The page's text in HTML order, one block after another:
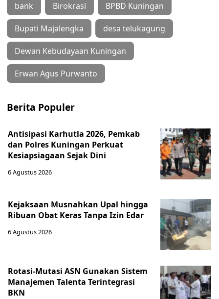
bank Birokrasi BPBD Kuningan
Bupati Majalengka desa telukagung
Dewan Kebudayaan Kuningan
Erwan Agus Purwanto
Berita Populer
Antisipasi Karhutla 2026, Pemkab
dan Polres Kuningan Perkuat
Kesiapsiagaan Sejak Dini
6 Agustus 2026
Kejaksaan Musnahkan Upal hingga
Ribuan Obat Keras Tanpa Izin Edar
6 Agustus 2026
Rotasi-Mutasi ASN Gunakan Sistem
Manajemen Talenta Terintegrasi
BKN